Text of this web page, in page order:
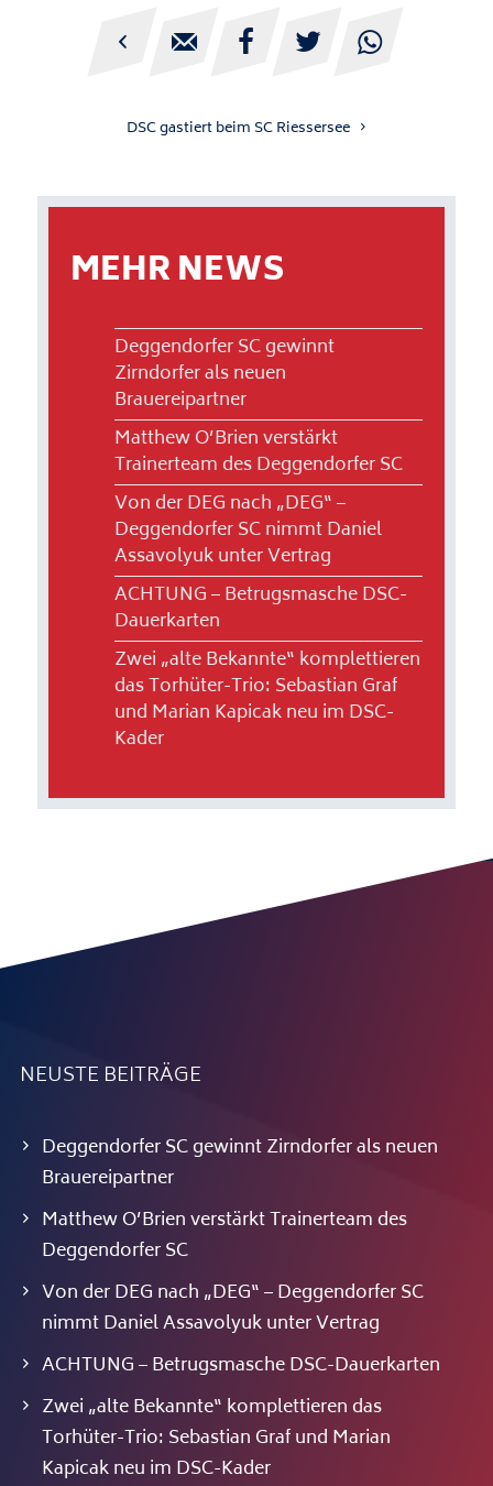
    
DSC gastiert beim SC Riessersee
MEHR NEWS
Deggendorfer SC gewinnt
Zirndorfer als neuen
Brauereipartner
Matthew O’Brien verstärkt
Trainerteam des Deggendorfer SC
Von der DEG nach „DEG“ –
Deggendorfer SC nimmt Daniel
Assavolyuk unter Vertrag
ACHTUNG – Betrugsmasche DSC-
Dauerkarten
Zwei „alte Bekannte“ komplettieren
das Torhüter-Trio: Sebastian Graf
und Marian Kapicak neu im DSC-
Kader
NEUSTE BEITRÄGE
Deggendorfer SC gewinnt Zirndorfer als neuen
Brauereipartner
Matthew O’Brien verstärkt Trainerteam des
Deggendorfer SC
Von der DEG nach „DEG“ – Deggendorfer SC
nimmt Daniel Assavolyuk unter Vertrag
ACHTUNG – Betrugsmasche DSC-Dauerkarten
Zwei „alte Bekannte“ komplettieren das
Torhüter-Trio: Sebastian Graf und Marian
Kapicak neu im DSC-Kader